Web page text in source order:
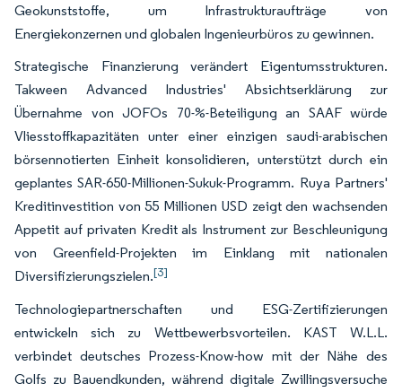
Geokunststoffe, um Infrastrukturaufträge von
Energiekonzernen und globalen Ingenieurbüros zu gewinnen.
Strategische Finanzierung verändert Eigentumsstrukturen.
Takween Advanced Industries' Absichtserklärung zur
Übernahme von JOFOs 70-%-Beteiligung an SAAF würde
Vliesstoffkapazitäten unter einer einzigen saudi-arabischen
börsennotierten Einheit konsolidieren, unterstützt durch ein
geplantes SAR-650-Millionen-Sukuk-Programm. Ruya Partners'
Kreditinvestition von 55 Millionen USD zeigt den wachsenden
Appetit auf privaten Kredit als Instrument zur Beschleunigung
von Greenfield-Projekten im Einklang mit nationalen
Diversifizierungszielen.[3]
Technologiepartnerschaften und ESG-Zertifizierungen
entwickeln sich zu Wettbewerbsvorteilen. KAST W.L.L.
verbindet deutsches Prozess-Know-how mit der Nähe des
Golfs zu Bauendkunden, während digitale Zwillingsversuche